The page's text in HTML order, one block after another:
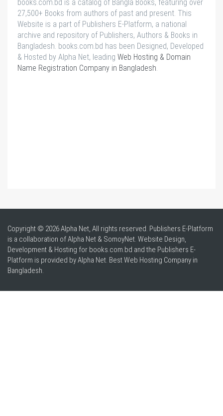
books.com.bd is a catalog of Bangla Books, featuring over
27,500+ Books from authors of past and present. This
Website is a part of Publishers E-Platform, a national
archive and repository of Publishers, Authors & Books in
Bangladesh. books.com.bd has been Designed, Developed
& Hosted by Alpha Net, leading Web Hosting & Domain
Name Registration Company in Bangladesh.
Copyright © 2026 Alpha Net, All rights reserved. Publishers E-Platform
is a collaboration of Alpha Net & SomoyNet. Website Design,
Development & Hosting for books.com.bd and the Publishers E-
Platform is provided by Alpha Net. BestWeb Hosting Company in
Bangladesh.